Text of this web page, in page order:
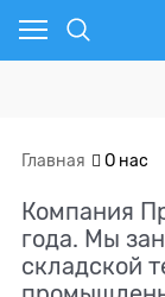
Главная О нас
Компания
года. Мы
складской